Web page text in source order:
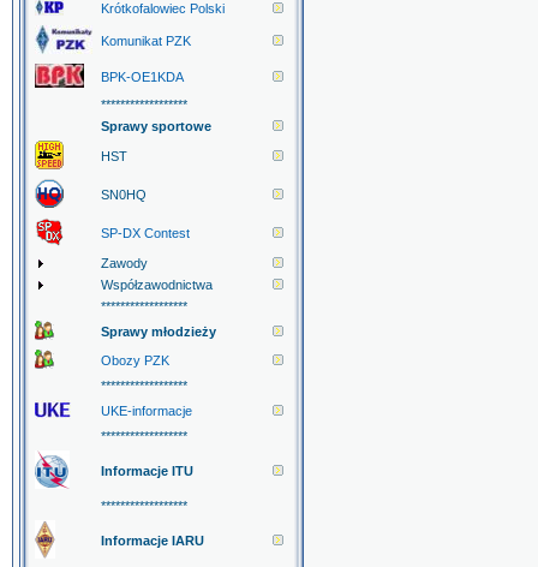
Krótkofalowiec Polski
Komunikat PZK
BPK-OE1KDA
******************
Sprawy sportowe
HST
SN0HQ
SP-DX Contest
Zawody
Współzawodnictwa
******************
Sprawy młodzieży
Obozy PZK
******************
UKE-informacje
******************
Informacje ITU
******************
Informacje IARU